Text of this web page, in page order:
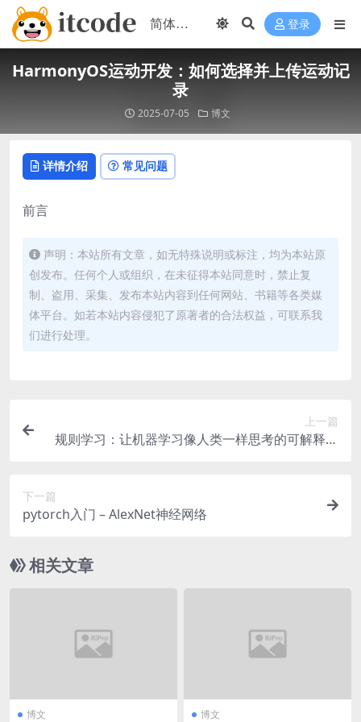
登录
HarmonyOS运动开发：如何选择并上传运动记
录
2025-07-05 博文
详情介绍 常见问题
前言
声明：本站所有文章，如无特殊说明或标注，均为本站原
创发布。任何个人或组织，在未征得本站同意时，禁止复
制、盗用、采集、发布本站内容到任何网站、书籍等各类媒
体平台。如若本站内容侵犯了原著者的合法权益，可联系我
们进行处理。
上一篇
规则学习：让机器学习像人类一样思考的可解释之
下一篇
pytorch入门 – AlexNet神经网络
相关文章
博文 博文